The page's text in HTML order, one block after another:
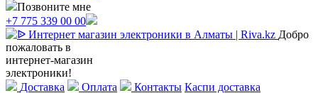
Позвоните мне
+7 775 339 00 00
Добро
пожаловать в
интернет-магазин
электроники!
Доставка
Оплата Контакты Каспи доставка